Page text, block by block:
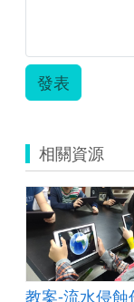
發表
相關資源